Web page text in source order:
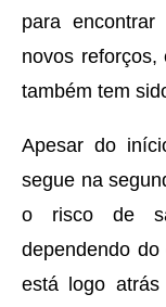
para
novos
também tem
Apesar do
segue na
o risco de
dependendo
está logo